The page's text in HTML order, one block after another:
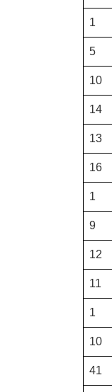
1
5
10
14
13
16
1
9
12
11
1
10
41